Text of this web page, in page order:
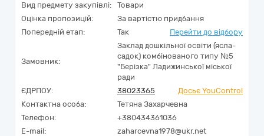
Вид предмету закупівлі:
Товари
Оцінка пропозицій:
За вартістю придбання
Попередній етап:
Так Перейти до відбору
Замовник:
Заклад дошкільної освіти (ясла-
садок) комбінованого типу №5
"Берізка" Ладижинської міської
ради
ЄДРПОУ:
38023365
Досьє YouControl
Контактна особа:
Тетяна Захарчевна
Телефон:
+380434361036
E-mail:
zaharcevna1978@ukr.net